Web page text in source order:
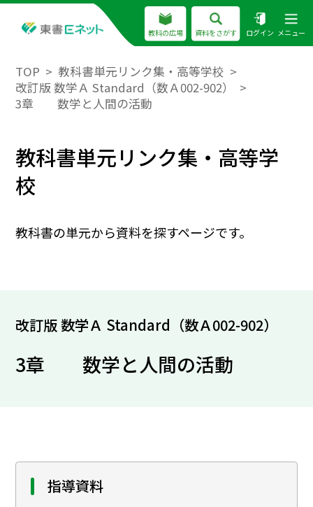
教科の広場 資料をさがす ログイン メニュー
TOP
教科書単元リンク集・高等学校
改訂版 数学Ａ Standard（数Ａ002-902）
3章 数学と人間の活動
教科書単元リンク集・高等学
校
教科書の単元から資料を探すページです。
改訂版 数学Ａ Standard（数Ａ002-902）
3章 数学と人間の活動
指導資料